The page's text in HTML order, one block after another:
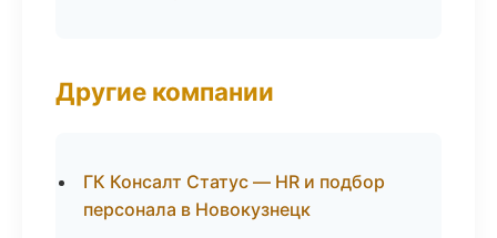
Другие компании
ГК Консалт Статус — HR и подбор
персонала в Новокузнецк